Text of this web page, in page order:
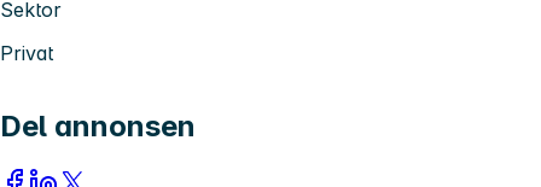
Sektor
Privat
Del annonsen